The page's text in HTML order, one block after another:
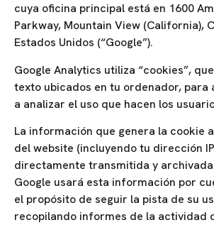
cuya oficina principal está en 1600
Parkway, Mountain View (California),
Estados Unidos (“Google”).
Google Analytics utiliza “cookies”,
texto ubicados en tu ordenador, para
a analizar el uso que hacen los
La información que genera la cookie
del website (incluyendo tu dirección
directamente transmitida y archivada
Google usará esta información por
el propósito de seguir la pista de su
recopilando informes de la actividad